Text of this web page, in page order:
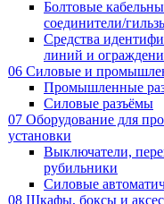
Болтовые
соединители/
Средства
линий и
06 Силовые и
Промышленные
Силовые разъёмы
07 Оборудование для
установки
Выключатели,
рубильники
Силовые
08 Шкафы, боксы и